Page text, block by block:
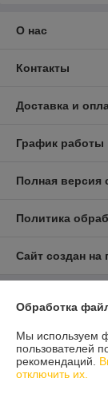
О нас
Контакты
Доставка и
График работы
Полная версия
Политика
Сайт создан на
Информация для
Юридическое лицо:
г. Минск, ул.
Регистрационный
Обработка
Мы используем
пользователей
рекомендаций.
отключить их.